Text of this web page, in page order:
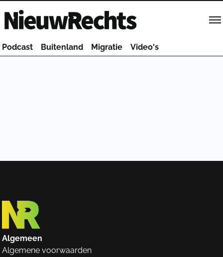
Homepage van NieuwRechts
Podcast Buitenland Migratie Video's
Algemeen
Algemene voorwaarden